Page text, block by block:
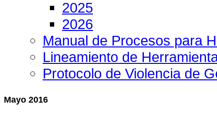
2025
2026
Manual de Procesos para
Lineamiento de
Protocolo de Violencia de
Mayo 2016